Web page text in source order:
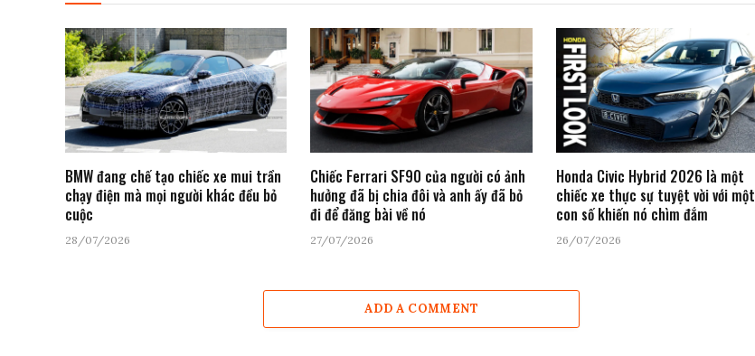
BMW đang chế tạo chiếc xe mui trần
chạy điện mà mọi người khác đều bỏ
cuộc
28/07/2026
Chiếc Ferrari SF90 của người có ảnh
hưởng đã bị chia đôi và anh ấy đã bỏ
đi để đăng bài về nó
27/07/2026
Honda Civic Hybrid 2026 là một
chiếc xe thực sự tuyệt vời với một
con số khiến nó chìm đắm
26/07/2026
ADD A COMMENT